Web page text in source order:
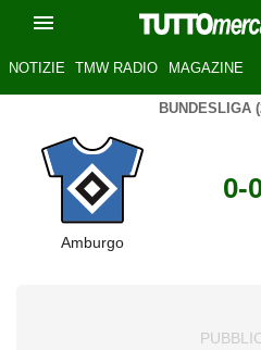
NOTIZIE TMW RADIO MAGAZINE
BUNDESLIGA
Amburgo
0-